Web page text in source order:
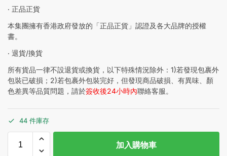
‧ 正品正貨
本集團擁有香港政府發放的「正品正貨」認證及各大品牌的授權
書。
‧ 退貨/換貨
所有貨品一律不設退貨或換貨，以下特殊情況除外：1)若發現包裹外
包裝已破損；2)若包裹外包裝完好，但發現商品破損、有異味、顏
色差異等品質問題，請於簽收後24小時內聯絡客服。
44 件庫存
加入購物車